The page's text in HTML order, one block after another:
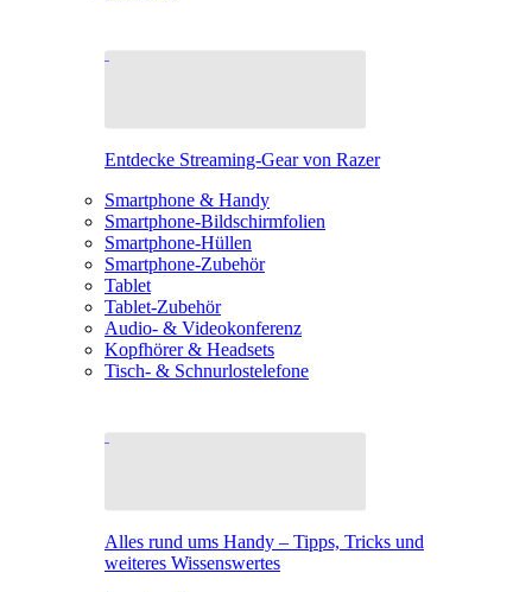
Entdecke Streaming-Gear von Razer
Smartphone & Handy
Smartphone-Bildschirmfolien
Smartphone-Hüllen
Smartphone-Zubehör
Tablet
Tablet-Zubehör
Audio- & Videokonferenz
Kopfhörer & Headsets
Tisch- & Schnurlostelefone
Alles rund ums Handy – Tipps, Tricks und
weiteres Wissenswertes